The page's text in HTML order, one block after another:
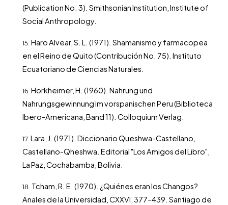
(Publication No. 3). Smithsonian Institution, Institute of
Social Anthropology.
Haro Alvear, S. L. (1971). Shamanismo y farmacopea
en el Reino de Quito (Contribución No. 75). Instituto
Ecuatoriano de Ciencias Naturales.
Horkheimer, H. (1960). Nahrung und
Nahrungsgewinnung im vorspanischen Peru (Biblioteca
Ibero-Americana, Band 11). Colloquium Verlag.
Lara, J. (1971). Diccionario Queshwa-Castellano,
Castellano-Qheshwa. Editorial "Los Amigos del Libro",
La Paz, Cochabamba, Bolivia.
Tcham, R. E. (1970). ¿Quiénes eran los Changos?
Anales de la Universidad, CXXVI, 377–439. Santiago de